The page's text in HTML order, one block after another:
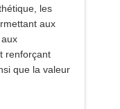
les
aux
renforçant
que la valeur